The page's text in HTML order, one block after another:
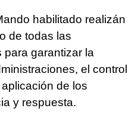
habilitado realizán
de todas las
para garantizar la
el control
de los
y respuesta.